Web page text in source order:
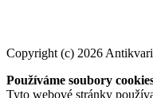
Copyright (c) 2026
Používáme soubory
Tyto webové stránky